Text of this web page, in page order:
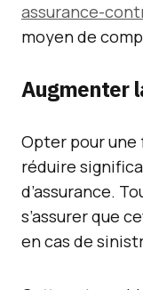
assurance-
moyen de
Augmenter
Opter pour
réduire
d’assurance.
s’assurer que
en cas de